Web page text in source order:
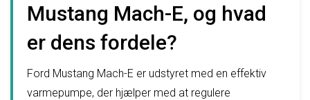
Mustang Mach-E, og hvad
er dens fordele?
Ford Mustang Mach-E er udstyret med en effektiv
varmepumpe, der hjælper med at regulere